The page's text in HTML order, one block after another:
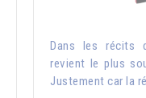
Dans les récits
revient le plus
Justement car la